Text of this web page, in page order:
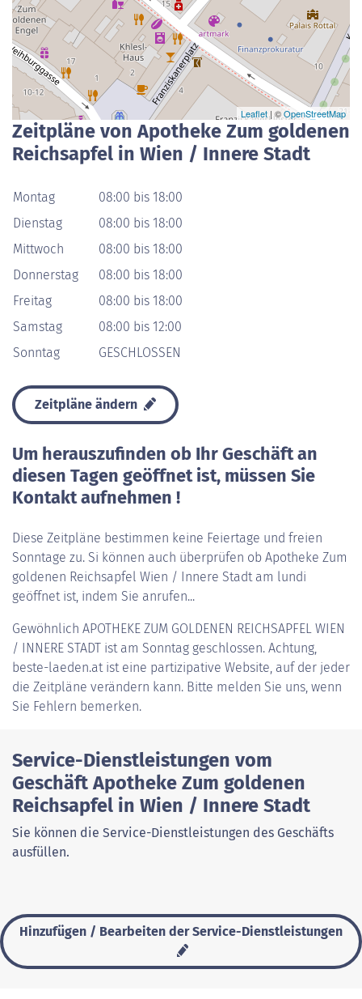
Leaflet| ©OpenStreetMap
Zeitpläne von Apotheke Zum goldenen
Reichsapfel in Wien / Innere Stadt
Montag
08:00 bis 18:00
Dienstag
08:00 bis 18:00
Mittwoch
08:00 bis 18:00
Donnerstag
08:00 bis 18:00
Freitag
08:00 bis 18:00
Samstag
08:00 bis 12:00
Sonntag
GESCHLOSSEN
Zeitpläne ändern
Um herauszufinden ob Ihr Geschäft an
diesen Tagen geöffnet ist, müssen Sie
Kontakt aufnehmen !
Diese Zeitpläne bestimmen keine Feiertage und freien
Sonntage zu. Si können auch überprüfen ob Apotheke Zum
goldenen Reichsapfel Wien / Innere Stadt am lundi
geöffnet ist, indem Sie anrufen...
Gewöhnlich APOTHEKE ZUM GOLDENEN REICHSAPFEL WIEN
/ INNERE STADT ist am Sonntag geschlossen. Achtung,
beste-laeden.at ist eine partizipative Website, auf der jeder
die Zeitpläne verändern kann. Bitte melden Sie uns, wenn
Sie Fehlern bemerken.
Service-Dienstleistungen vom
Geschäft Apotheke Zum goldenen
Reichsapfel in Wien / Innere Stadt
Sie können die Service-Dienstleistungen des Geschäfts
ausfüllen.
Hinzufügen / Bearbeiten der Service-Dienstleistungen